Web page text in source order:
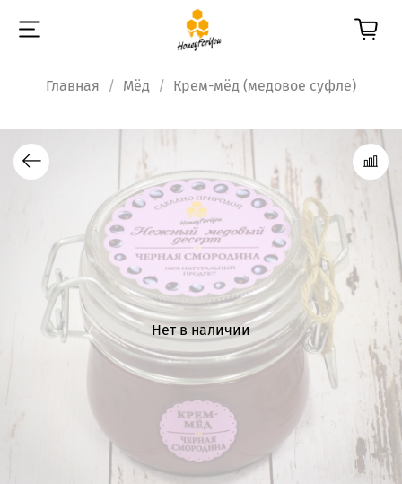
Главная Мёд Крем-мёд (медовое суфле)
Нет в наличии